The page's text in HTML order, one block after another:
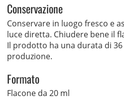
Conservazione
Conservare in luogo fresco e
luce diretta. Chiudere bene il
Il prodotto ha una durata di
produzione.
Formato
Flacone da 20 ml